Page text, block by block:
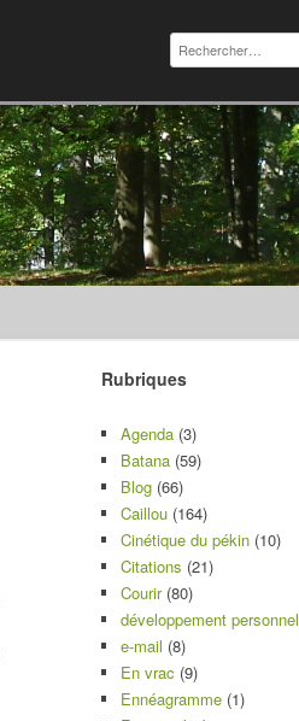
Rechercher :
Rubriques
Agenda (3)
Batana (59)
Blog (66)
Caillou (164)
Cinétique du pékin (10)
Citations (21)
Courir(80)
développement personnel
e-mail (8)
En vrac (9)
Ennéagramme (1)